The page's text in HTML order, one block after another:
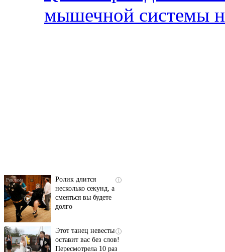
мышечной системы
i
Ролик длится
несколько секунд, а
смеяться вы будете
долго
i
Этот танец невесты
оставит вас без слов!
Пересмотрела 10 раз